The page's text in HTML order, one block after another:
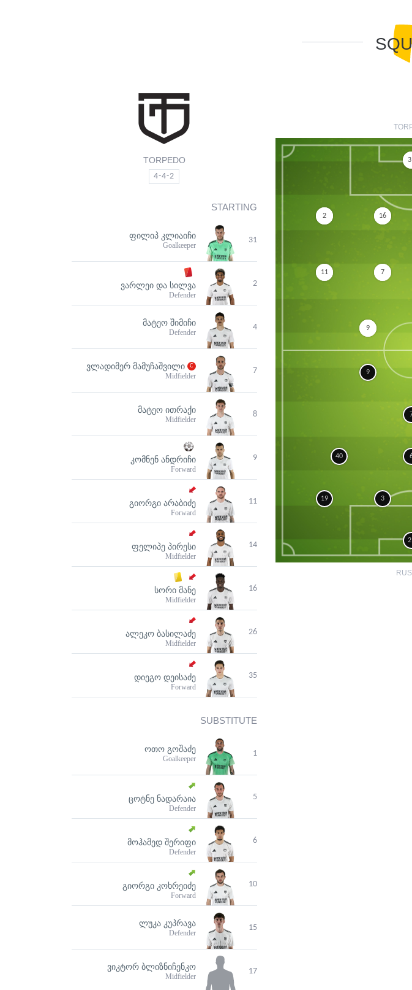
TORPEDO
4-4-2
STARTING
31
ᲤᲘᲚᲘᲞ ᲙᲚᲘᲐᲘᲩᲘ
Goalkeeper
2
ᲕᲐᲠᲚᲔᲘ ᲓᲐ ᲡᲘᲚᲕᲐ
Defender
4
ᲛᲐᲢᲔᲝ ᲨᲘᲛᲘᲩᲘ
Defender
7
ᲕᲚᲐᲓᲘᲛᲔᲠ ᲛᲐᲛᲣᲩᲐᲨᲕᲘᲚᲘ
Midfielder
8
ᲛᲐᲢᲔᲝ ᲘᲗᲠᲐᲥᲘ
Midfielder
9
ᲙᲝᲛᲜᲔᲜ ᲐᲜᲓᲠᲘᲩᲘ
Forward
11
ᲒᲘᲝᲠᲒᲘ ᲐᲠᲐᲑᲘᲫᲔ
Forward
14
ᲤᲔᲚᲘᲞᲔ ᲞᲘᲠᲔᲡᲘ
Midfielder
16
ᲡᲝᲠᲘ ᲛᲐᲜᲔ
Midfielder
26
ᲐᲚᲔᲙᲝ ᲑᲐᲡᲘᲚᲐᲫᲔ
Midfielder
35
ᲓᲘᲔᲒᲝ ᲓᲔᲘᲡᲐᲫᲔ
Forward
SUBSTITUTE
1
ᲝᲗᲝ ᲒᲝᲨᲐᲫᲔ
Goalkeeper
5
ᲪᲝᲢᲜᲔ ᲜᲐᲓᲐᲠᲐᲘᲐ
Defender
6
ᲛᲝᲰᲐᲛᲔᲓ ᲨᲔᲠᲘᲤᲘ
Defender
10
ᲒᲘᲝᲠᲒᲘ ᲙᲝᲮᲠᲔᲘᲫᲔ
Forward
15
ᲚᲣᲙᲐ ᲙᲣᲞᲠᲐᲕᲐ
Defender
17
ᲕᲘᲙᲢᲝᲠ ᲑᲚᲘᲖᲜᲘᲩᲔᲜᲙᲝ
Midfielder
2 16
11 7
9
3
19
40
9